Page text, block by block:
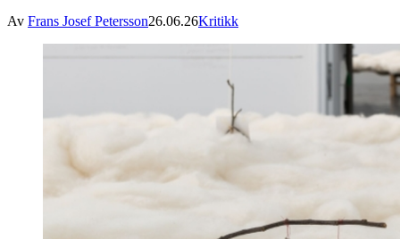
Av Frans Josef Petersson26.06.26Kritikk